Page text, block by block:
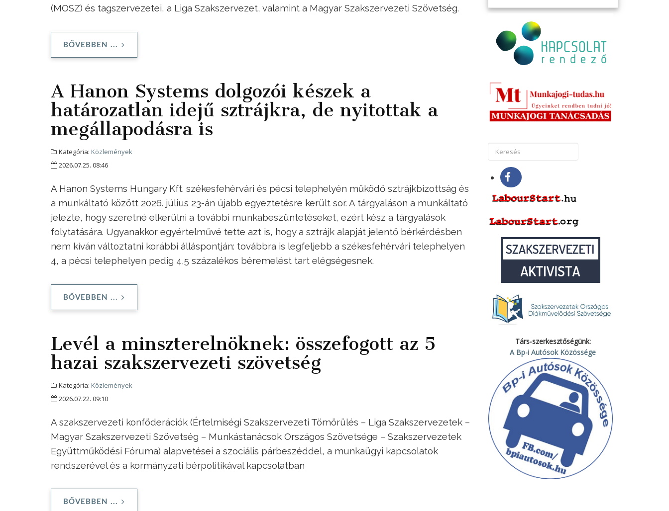
(MOSZ) és tagszervezetei, a Liga Szakszervezet, valamint a Magyar Szakszervezeti Szövetség.
BŐVEBBEN ...
A Hanon Systems dolgozói készek a
határozatlan idejű sztrájkra, de nyitottak a
megállapodásra is
Kategória: Közlemények
2026.07.25. 08:46
A Hanon Systems Hungary Kft. székesfehérvári és pécsi telephelyén működő sztrájkbizottság és
a munkáltató között 2026. július 23-án újabb egyeztetésre került sor. A tárgyaláson a munkáltató
jelezte, hogy szeretné elkerülni a további munkabeszüntetéseket, ezért kész a tárgyalások
folytatására. Ugyanakkor egyértelművé tette azt is, hogy a sztrájk alapját jelentő bérkérdésben
nem kíván változtatni korábbi álláspontján: továbbra is legfeljebb a székesfehérvári telephelyen
4, a pécsi telephelyen pedig 4,5 százalékos béremelést tart elégségesnek.
BŐVEBBEN ...
Levél a minszterelnöknek: összefogott az 5
hazai szakszervezeti szövetség
Kategória: Közlemények
2026.07.22. 09:10
A szakszervezeti konföderációk (Értelmiségi Szakszervezeti Tömörülés – Liga Szakszervezetek –
Magyar Szakszervezeti Szövetség – Munkástanácsok Országos Szövetsége – Szakszervezetek
Együttműködési Fóruma) alapvetései a szociális párbeszéddel, a munkaügyi kapcsolatok
rendszerével és a kormányzati bérpolitikával kapcsolatban
BŐVEBBEN ...
Társ-szerkesztőségünk:
A Bp-i Autósok Közössége